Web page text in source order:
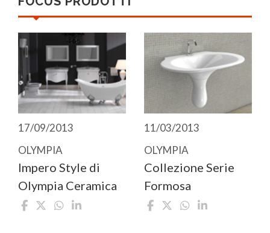
17/09/2013
OLYMPIA
Impero Style di
Olympia Ceramica
11/03/2013
OLYMPIA
Collezione Serie
Formosa